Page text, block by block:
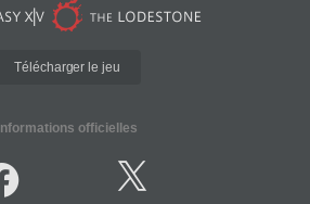
Télécharger le jeu
Informations officielles